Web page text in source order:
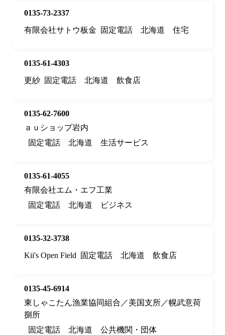
0135-73-2337
有限会社サトウ板金
固定電話 北海道 住宅
0135-61-4303
更紗 固定電話 北海道 飲食店
0135-62-7600
ａｕショップ岩内
固定電話
北海道 生活サービス
0135-61-4055
有限会社エム・エフ工業
固定電話
北海道 ビジネス
0135-32-3738
Kii's Open Field
固定電話 北海道 飲食店
0135-45-6914
東しゃこたん漁業協同組合／美国支所／幌武意荷
捌所
固定電話
北海道 公共機関・団体